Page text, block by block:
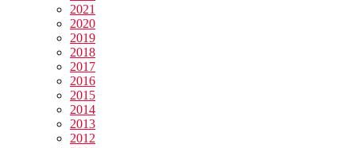
2021
2020
2019
2018
2017
2016
2015
2014
2013
2012